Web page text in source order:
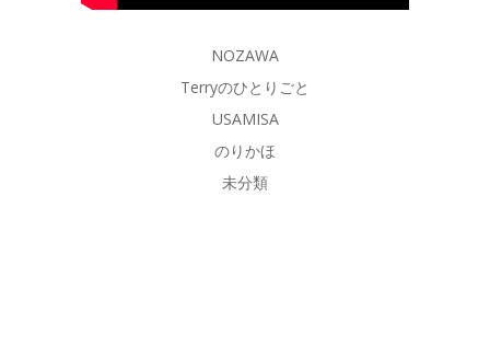
NOZAWA
Terryのひとりごと
USAMISA
のりかほ
未分類